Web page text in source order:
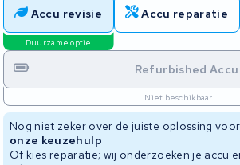
Accu revisie
Duurzame optie
Accu reparatie
Refurbished Accu
Niet beschikbaar
Nog niet zeker over de juiste oplossing
onze keuzehulp
Of kies reparatie; wij onderzoeken je accu